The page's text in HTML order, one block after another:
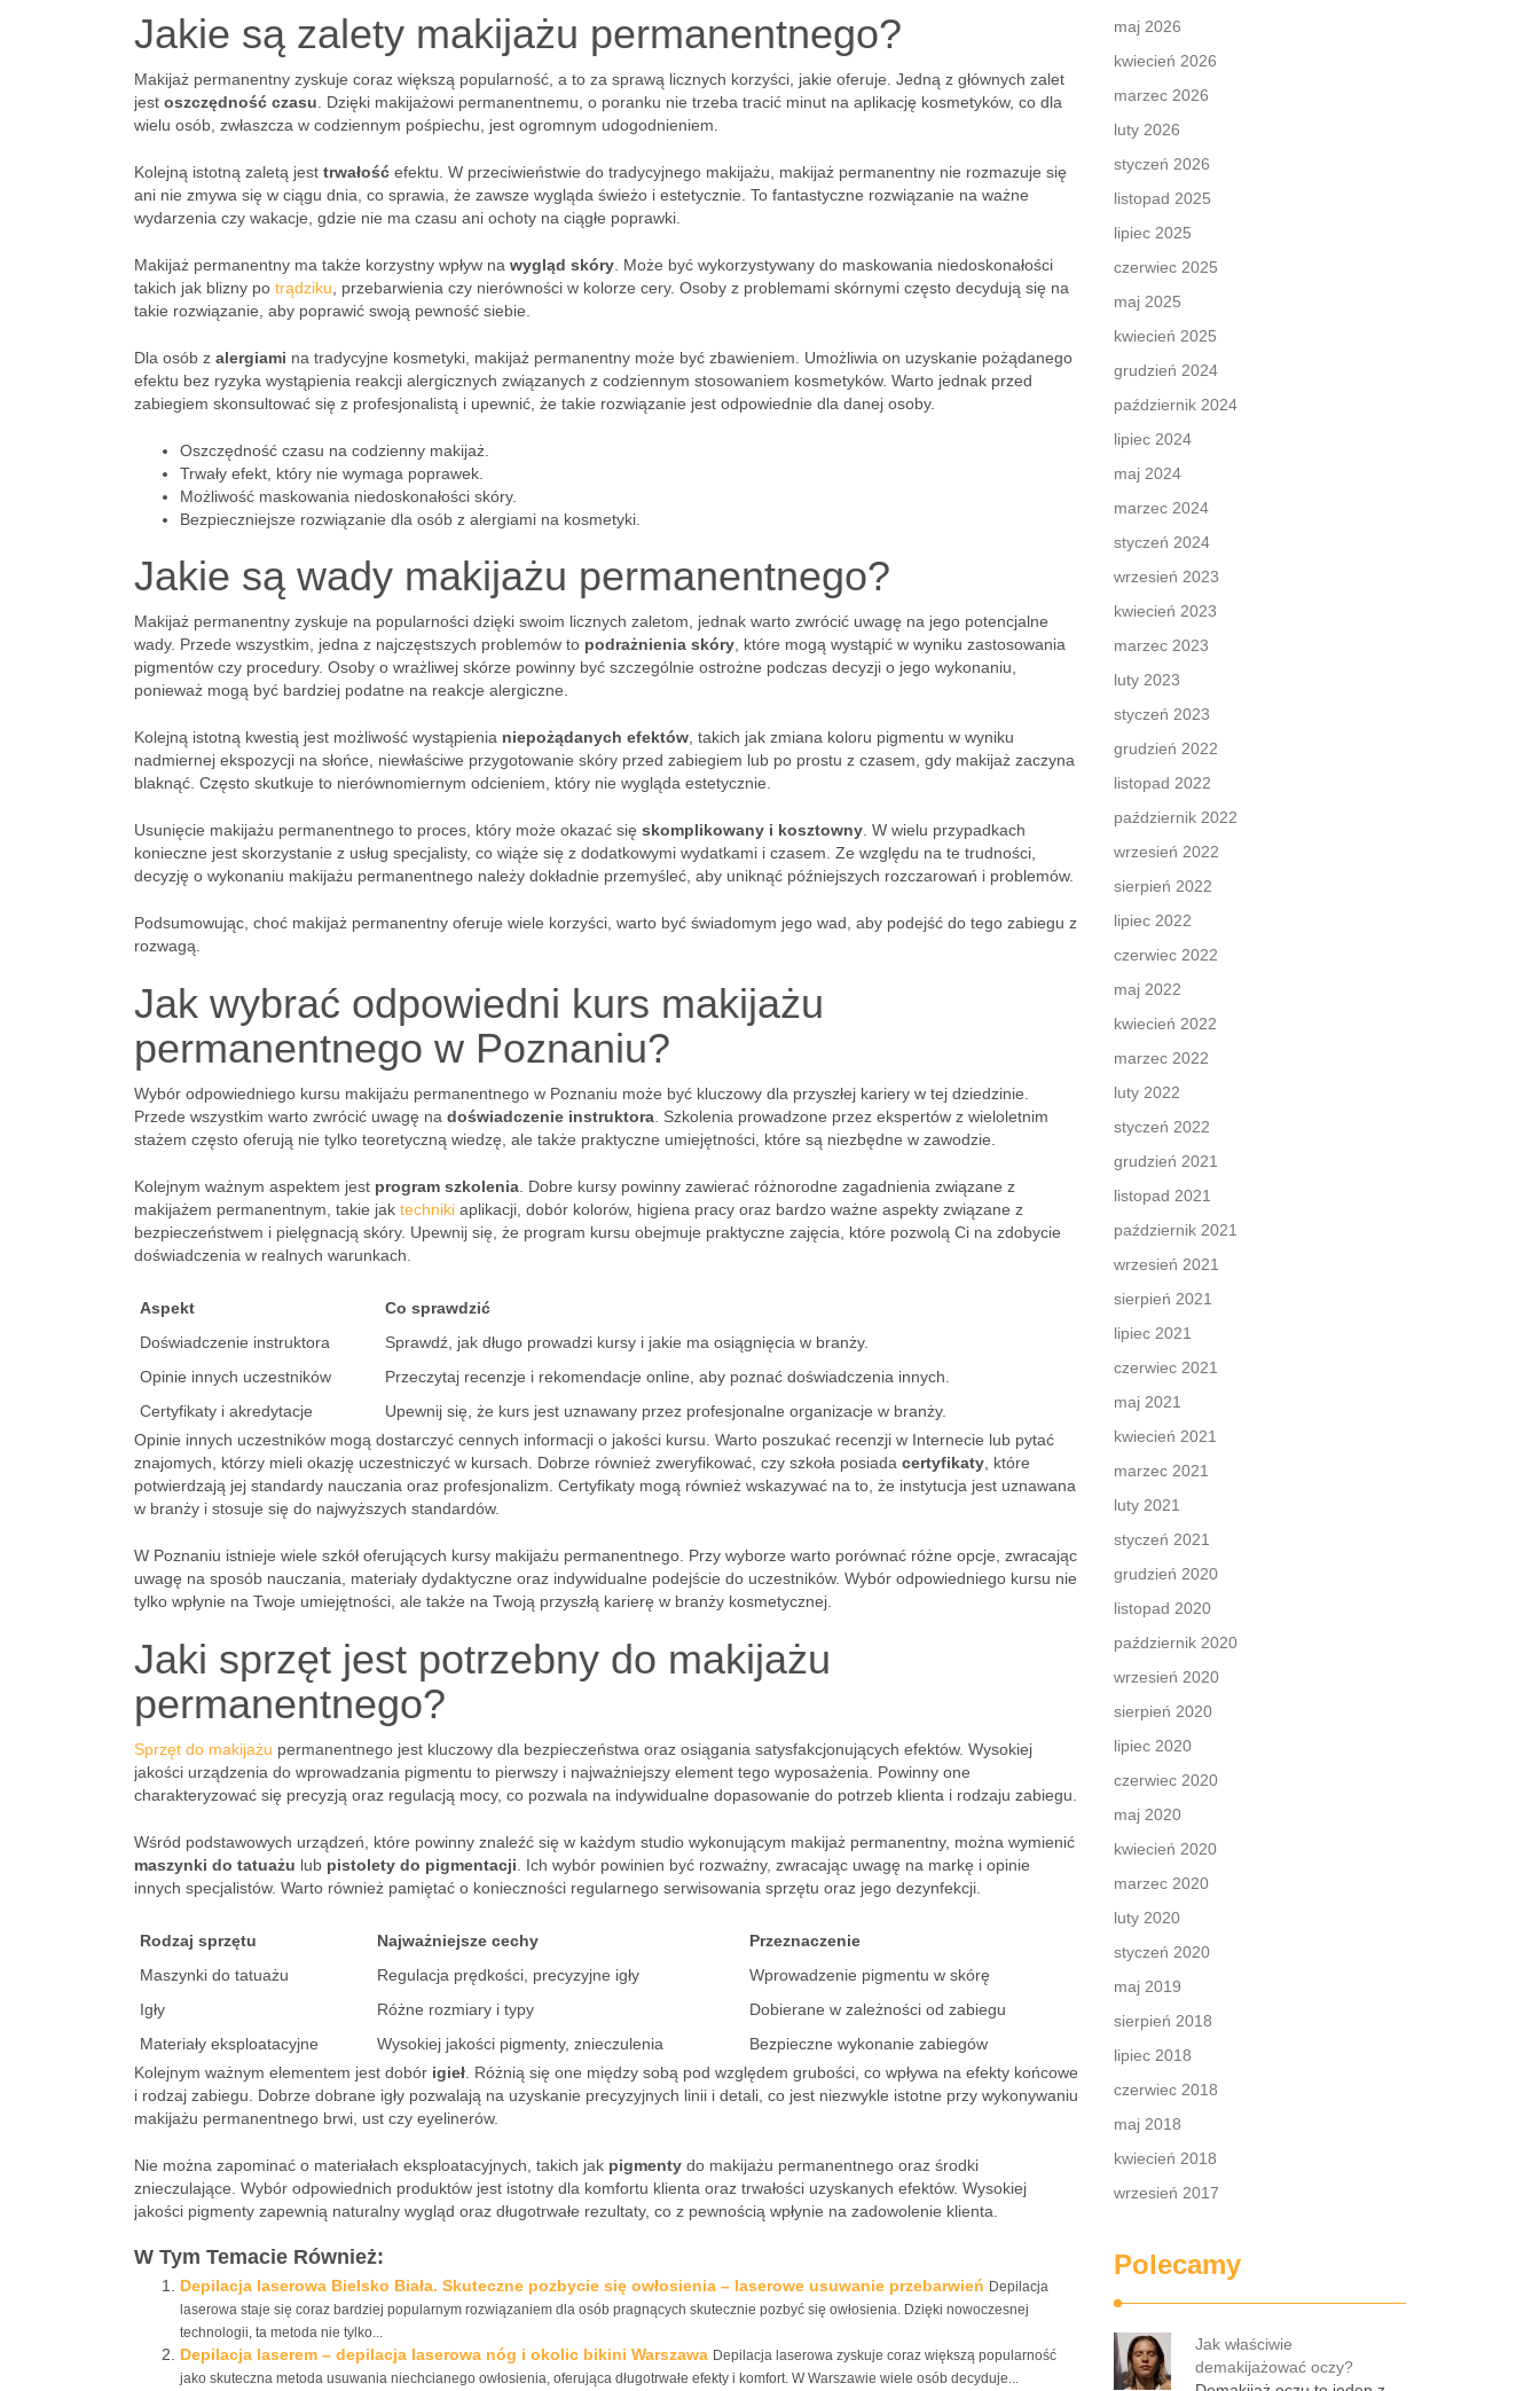
Jakie są zalety makijażu permanentnego?
Makijaż permanentny zyskuje coraz większą popularność, a to za sprawą licznych korzyści, jakie oferuje. Jedną z głównych zalet
jest oszczędność czasu . Dzięki makijażowi permanentnemu, o poranku nie trzeba tracić minut na aplikację kosmetyków, co dla
wielu osób, zwłaszcza w codziennym pośpiechu, jest ogromnym udogodnieniem.
Kolejną istotną zaletą jest trwałość efektu. W przeciwieństwie do tradycyjnego makijażu, makijaż permanentny nie rozmazuje się
ani nie zmywa się w ciągu dnia, co sprawia, że zawsze wygląda świeżo i estetycznie. To fantastyczne rozwiązanie na ważne
wydarzenia czy wakacje, gdzie nie ma czasu ani ochoty na ciągłe poprawki.
Makijaż permanentny ma także korzystny wpływ na wygląd skóry . Może być wykorzystywany do maskowania niedoskonałości
takich jak blizny po trądziku , przebarwienia czy nierówności w kolorze cery. Osoby z problemami skórnymi często decydują się na
takie rozwiązanie, aby poprawić swoją pewność siebie.
Dla osób z alergiami na tradycyjne kosmetyki, makijaż permanentny może być zbawieniem. Umożliwia on uzyskanie pożądanego
efektu bez ryzyka wystąpienia reakcji alergicznych związanych z codziennym stosowaniem kosmetyków. Warto jednak przed
zabiegiem skonsultować się z profesjonalistą i upewnić, że takie rozwiązanie jest odpowiednie dla danej osoby.
Oszczędność czasu na codzienny makijaż.
Trwały efekt, który nie wymaga poprawek.
Możliwość maskowania niedoskonałości skóry.
Bezpieczniejsze rozwiązanie dla osób z alergiami na kosmetyki.
Jakie są wady makijażu permanentnego?
Makijaż permanentny zyskuje na popularności dzięki swoim licznych zaletom, jednak warto zwrócić uwagę na jego potencjalne
wady. Przede wszystkim, jedna z najczęstszych problemów to podrażnienia skóry , które mogą wystąpić w wyniku zastosowania
pigmentów czy procedury. Osoby o wrażliwej skórze powinny być szczególnie ostrożne podczas decyzji o jego wykonaniu,
ponieważ mogą być bardziej podatne na reakcje alergiczne.
Kolejną istotną kwestią jest możliwość wystąpienia niepożądanych efektów , takich jak zmiana koloru pigmentu w wyniku
nadmiernej ekspozycji na słońce, niewłaściwe przygotowanie skóry przed zabiegiem lub po prostu z czasem, gdy makijaż zaczyna
blaknąć. Często skutkuje to nierównomiernym odcieniem, który nie wygląda estetycznie.
Usunięcie makijażu permanentnego to proces, który może okazać się skomplikowany i kosztowny . W wielu przypadkach
konieczne jest skorzystanie z usług specjalisty, co wiąże się z dodatkowymi wydatkami i czasem. Ze względu na te trudności,
decyzję o wykonaniu makijażu permanentnego należy dokładnie przemyśleć, aby uniknąć późniejszych rozczarowań i problemów.
Podsumowując, choć makijaż permanentny oferuje wiele korzyści, warto być świadomym jego wad, aby podejść do tego zabiegu z
rozwagą.
Jak wybrać odpowiedni kurs makijażu
permanentnego w Poznaniu?
Wybór odpowiedniego kursu makijażu permanentnego w Poznaniu może być kluczowy dla przyszłej kariery w tej dziedzinie.
Przede wszystkim warto zwrócić uwagę na doświadczenie instruktora . Szkolenia prowadzone przez ekspertów z wieloletnim
stażem często oferują nie tylko teoretyczną wiedzę, ale także praktyczne umiejętności, które są niezbędne w zawodzie.
Kolejnym ważnym aspektem jest program szkolenia . Dobre kursy powinny zawierać różnorodne zagadnienia związane z
makijażem permanentnym, takie jak techniki aplikacji, dobór kolorów, higiena pracy oraz bardzo ważne aspekty związane z
bezpieczeństwem i pielęgnacją skóry. Upewnij się, że program kursu obejmuje praktyczne zajęcia, które pozwolą Ci na zdobycie
doświadczenia w realnych warunkach.
Aspekt
Co sprawdzić
Doświadczenie instruktora
Sprawdź, jak długo prowadzi kursy i jakie ma osiągnięcia w branży.
Opinie innych uczestników
Przeczytaj recenzje i rekomendacje online, aby poznać doświadczenia innych.
Certyfikaty i akredytacje
Upewnij się, że kurs jest uznawany przez profesjonalne organizacje w branży.
Opinie innych uczestników mogą dostarczyć cennych informacji o jakości kursu. Warto poszukać recenzji w Internecie lub pytać
znajomych, którzy mieli okazję uczestniczyć w kursach. Dobrze również zweryfikować, czy szkoła posiada certyfikaty , które
potwierdzają jej standardy nauczania oraz profesjonalizm. Certyfikaty mogą również wskazywać na to, że instytucja jest uznawana
w branży i stosuje się do najwyższych standardów.
W Poznaniu istnieje wiele szkół oferujących kursy makijażu permanentnego. Przy wyborze warto porównać różne opcje, zwracając
uwagę na sposób nauczania, materiały dydaktyczne oraz indywidualne podejście do uczestników. Wybór odpowiedniego kursu nie
tylko wpłynie na Twoje umiejętności, ale także na Twoją przyszłą karierę w branży kosmetycznej.
Jaki sprzęt jest potrzebny do makijażu
permanentnego?
Sprzęt do makijażu permanentnego jest kluczowy dla bezpieczeństwa oraz osiągania satysfakcjonujących efektów. Wysokiej
jakości urządzenia do wprowadzania pigmentu to pierwszy i najważniejszy element tego wyposażenia. Powinny one
charakteryzować się precyzją oraz regulacją mocy, co pozwala na indywidualne dopasowanie do potrzeb klienta i rodzaju zabiegu.
Wśród podstawowych urządzeń, które powinny znaleźć się w każdym studio wykonującym makijaż permanentny, można wymienić
maszynki do tatuażu lub pistolety do pigmentacji . Ich wybór powinien być rozważny, zwracając uwagę na markę i opinie
innych specjalistów. Warto również pamiętać o konieczności regularnego serwisowania sprzętu oraz jego dezynfekcji.
Rodzaj sprzętu Najważniejsze cechy
Przeznaczenie
Maszynki do tatuażu
Regulacja prędkości, precyzyjne igły
Wprowadzenie pigmentu w skórę
Igły
Różne rozmiary i typy
Dobierane w zależności od zabiegu
Materiały eksploatacyjne
Wysokiej jakości pigmenty, znieczulenia
Bezpieczne wykonanie zabiegów
Kolejnym ważnym elementem jest dobór igieł . Różnią się one między sobą pod względem grubości, co wpływa na efekty końcowe
i rodzaj zabiegu. Dobrze dobrane igły pozwalają na uzyskanie precyzyjnych linii i detali, co jest niezwykle istotne przy wykonywaniu
makijażu permanentnego brwi, ust czy eyelinerów.
Nie można zapominać o materiałach eksploatacyjnych, takich jak pigmenty do makijażu permanentnego oraz środki
znieczulające. Wybór odpowiednich produktów jest istotny dla komfortu klienta oraz trwałości uzyskanych efektów. Wysokiej
jakości pigmenty zapewnią naturalny wygląd oraz długotrwałe rezultaty, co z pewnością wpłynie na zadowolenie klienta.
W Tym Temacie Również:
Depilacja laserowa Bielsko Biała. Skuteczne pozbycie się owłosienia – laserowe usuwanie przebarwień Depilacja
laserowa staje się coraz bardziej popularnym rozwiązaniem dla osób pragnących skutecznie pozbyć się owłosienia. Dzięki nowoczesnej
technologii, ta metoda nie tylko...
Depilacja laserem – depilacja laserowa nóg i okolic bikini Warszawa Depilacja laserowa zyskuje coraz większą popularność
jako skuteczna metoda usuwania niechcianego owłosienia, oferująca długotrwałe efekty i komfort. W Warszawie wiele osób decyduje...
maj 2026
kwiecień 2026
marzec 2026
luty 2026
styczeń 2026
listopad 2025
lipiec 2025
czerwiec 2025
maj 2025
kwiecień 2025
grudzień 2024
październik 2024
lipiec 2024
maj 2024
marzec 2024
styczeń 2024
wrzesień 2023
kwiecień 2023
marzec 2023
luty 2023
styczeń 2023
grudzień 2022
listopad 2022
październik 2022
wrzesień 2022
sierpień 2022
lipiec 2022
czerwiec 2022
maj 2022
kwiecień 2022
marzec 2022
luty 2022
styczeń 2022
grudzień 2021
listopad 2021
październik 2021
wrzesień 2021
sierpień 2021
lipiec 2021
czerwiec 2021
maj 2021
kwiecień 2021
marzec 2021
luty 2021
styczeń 2021
grudzień 2020
listopad 2020
październik 2020
wrzesień 2020
sierpień 2020
lipiec 2020
czerwiec 2020
maj 2020
kwiecień 2020
marzec 2020
luty 2020
styczeń 2020
maj 2019
sierpień 2018
lipiec 2018
czerwiec 2018
maj 2018
kwiecień 2018
wrzesień 2017
Polecamy
Jak właściwie
demakijażować oczy?